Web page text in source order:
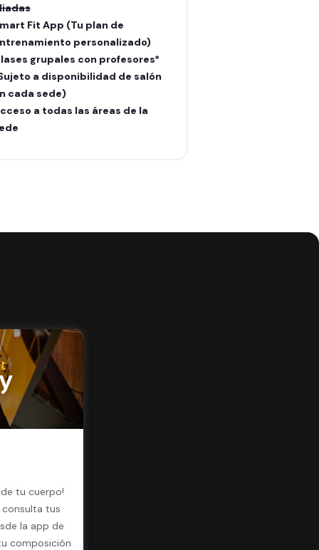
Fit App (Tu plan de
personalizado)
grupales con profesores*
a disponibilidad de salón
cada sede)
a todas las áreas de la
tu cuerpo!
tus
la app de
composición